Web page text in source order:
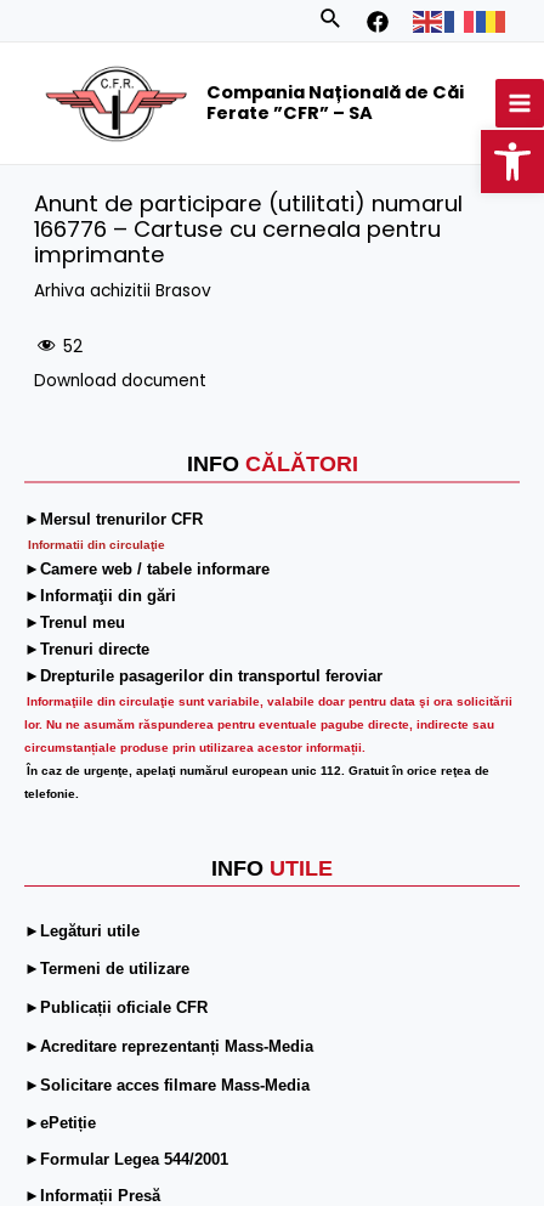
Search
Compania Națională de Căi
Ferate ”CFR” – SA
INFO CĂLĂTORI
►Mersul trenurilor CFR
Informatii din circulaţie
►Camere web / tabele informare
►Informaţii din gări
►Trenul meu
►Trenuri directe
►Drepturile pasagerilor din transportul feroviar
Informaţiile din circulaţie sunt variabile, valabile doar pentru data şi ora solicitării
lor. Nu ne asumăm răspunderea pentru eventuale pagube directe, indirecte sau
circumstanțiale produse prin utilizarea acestor informații.
În caz de urgenţe, apelaţi numărul european unic 112. Gratuit în orice reţea de
telefonie.
INFO UTILE
►Legături utile
►Termeni de utilizare
►Publicații oficiale CFR
►Acreditare reprezentanți Mass-Media
►Solicitare acces filmare Mass-Media
►ePetiție
►Formular Legea 544/2001
►Informații Presă
Anunt de participare (utilitati) numarul
166776 – Cartuse cu cerneala pentru
imprimante
Arhiva achizitii Brasov
52
Download document